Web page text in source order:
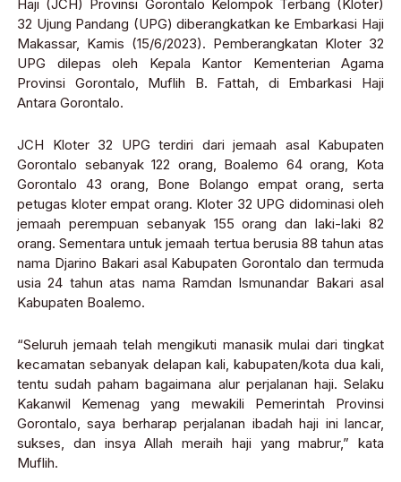
Haji (JCH) Provinsi Gorontalo Kelompok Terbang (Kloter)
32 Ujung Pandang (UPG) diberangkatkan ke Embarkasi Haji
Makassar, Kamis (15/6/2023). Pemberangkatan Kloter 32
UPG dilepas oleh Kepala Kantor Kementerian Agama
Provinsi Gorontalo, Muflih B. Fattah, di Embarkasi Haji
Antara Gorontalo.
JCH Kloter 32 UPG terdiri dari jemaah asal Kabupaten
Gorontalo sebanyak 122 orang, Boalemo 64 orang, Kota
Gorontalo 43 orang, Bone Bolango empat orang, serta
petugas kloter empat orang. Kloter 32 UPG didominasi oleh
jemaah perempuan sebanyak 155 orang dan laki-laki 82
orang. Sementara untuk jemaah tertua berusia 88 tahun atas
nama Djarino Bakari asal Kabupaten Gorontalo dan termuda
usia 24 tahun atas nama Ramdan Ismunandar Bakari asal
Kabupaten Boalemo.
“Seluruh jemaah telah mengikuti manasik mulai dari tingkat
kecamatan sebanyak delapan kali, kabupaten/kota dua kali,
tentu sudah paham bagaimana alur perjalanan haji. Selaku
Kakanwil Kemenag yang mewakili Pemerintah Provinsi
Gorontalo, saya berharap perjalanan ibadah haji ini lancar,
sukses, dan insya Allah meraih haji yang mabrur,” kata
Muflih.